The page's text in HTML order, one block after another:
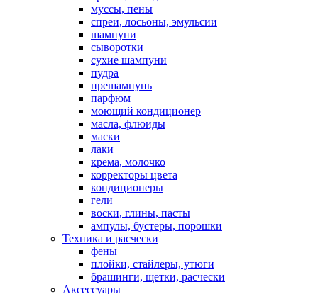
муссы, пены
спреи, лосьоны, эмульсии
шампуни
сыворотки
сухие шампуни
пудра
прешампунь
парфюм
моющий кондиционер
масла, флюиды
маски
лаки
крема, молочко
корректоры цвета
кондиционеры
гели
воски, глины, пасты
ампулы, бустеры, порошки
Техника и расчески
фены
плойки, стайлеры, утюги
брашинги, щетки, расчески
Аксессуары